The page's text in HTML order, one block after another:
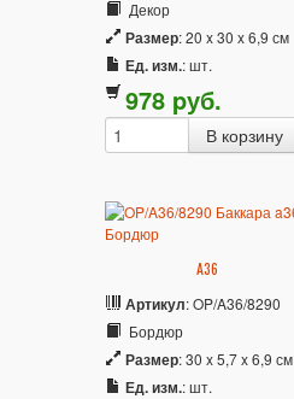
Декор
Размер: 20 x 30 x 6,9 см
Ед. изм.: шт.
978 pуб.
A36
Артикул: OP/A36/8290
Бордюр
Размер: 30 x 5,7 x 6,9 см
Ед. изм.: шт.